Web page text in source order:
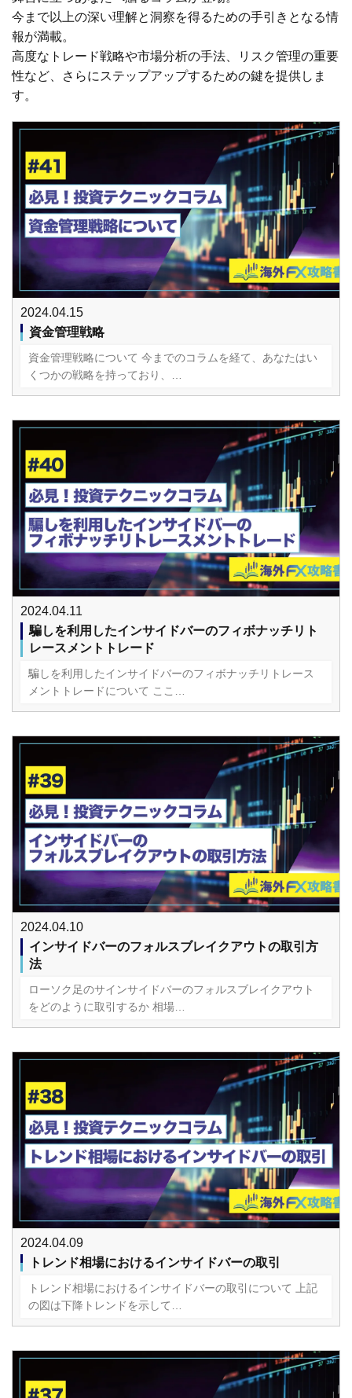
今まで以上の深い理解と洞察を得るための手引きとなる情
報が満載。
高度なトレード戦略や市場分析の手法、リスク管理の重要
性など、さらにステップアップするための鍵を提供しま
す。
2024.04.15
資金管理戦略
資金管理戦略について 今までのコラムを経て、あなたはい
くつかの戦略を持っており、…
2024.04.11
騙しを利用したインサイドバーのフィボナッチリト
レースメントトレード
騙しを利用したインサイドバーのフィボナッチリトレース
メントトレードについて ここ…
2024.04.10
インサイドバーのフォルスブレイクアウトの取引方
法
ローソク足のサインサイドバーのフォルスブレイクアウト
をどのように取引するか 相場…
2024.04.09
トレンド相場におけるインサイドバーの取引
トレンド相場におけるインサイドバーの取引について 上記
の図は下降トレンドを示して…